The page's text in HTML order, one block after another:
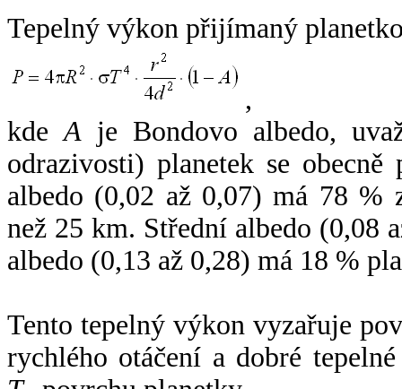
Tepelný výkon přijímaný
,
kdeA je Bondovo albedo,
odrazivosti) planetek se
albedo (0,02 až 0,07) má 78 %
než 25 km. Střední albedo (0,08
albedo (0,13 až 0,28) má 18 %
Tento tepelný výkon vyzařuje
rychlého otáčení a dobré